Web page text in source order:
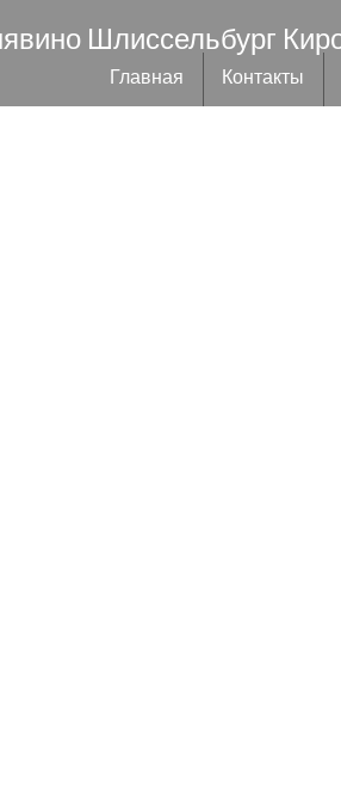
Шлиссельбург
Главная Контакты